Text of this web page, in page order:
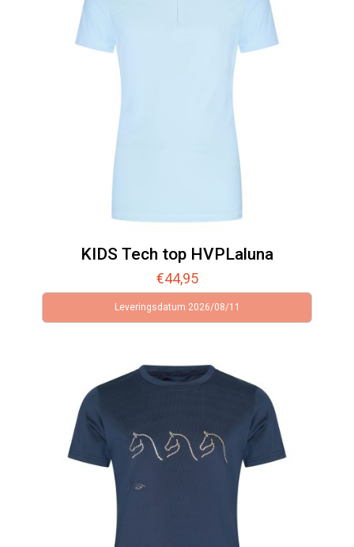
KIDS Tech top HVPLaluna
€44,95
Leveringsdatum 2026/08/11